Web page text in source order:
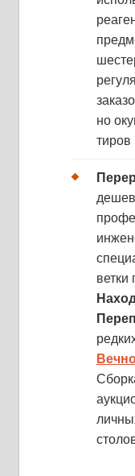
но
тиров